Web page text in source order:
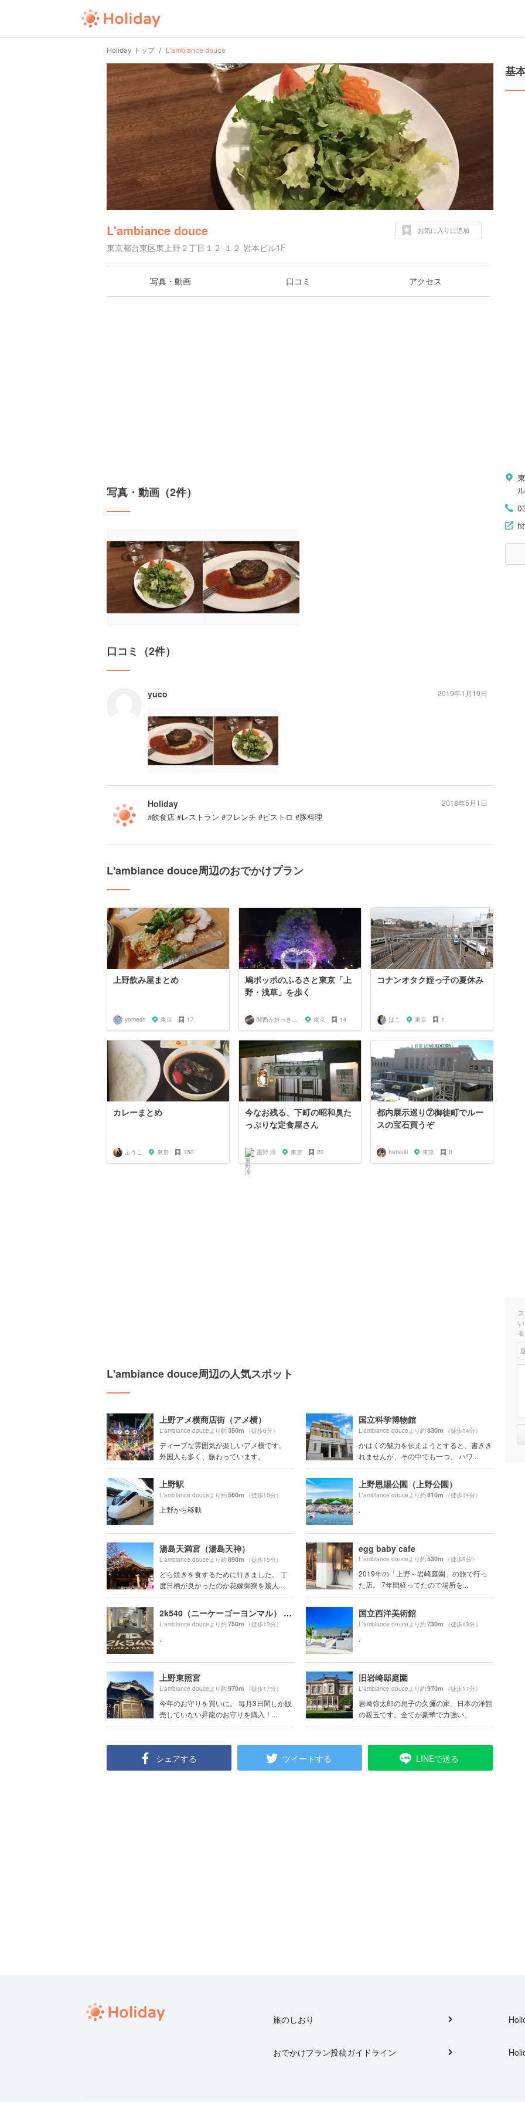
Holiday トップ L'ambiance douce
L'ambiance douce
東京都台東区東上野２丁目１２-１２ 岩本ビル1F
お気に入りに追加
写真・動画 口コミ アクセス
写真・動画（2件）
口コミ（2件）
yuco 2019年1月19日
Holiday
#飲食店 #レストラン #フレンチ #ビストロ #豚料理
2018年5月1日
L'ambiance douce周辺のおでかけプラン
上野飲み屋まとめ
yomesh 東京 17
鳩ポッポのふるさと東京「上
野・浅草」を歩く
関西が好っきゃねん 東京 14
コナンオタク姪っ子の夏休み
ぱこ 東京 1
カレーまとめ
ふうこ 東京 150
今なお残る、下町の昭和臭た
っぷりな定食屋さん
重野 淳 東京 20
都内展示巡り⑦御徒町でルー
スの宝石買うぞ
hatsuki 東京 0
L'ambiance douce周辺の人気スポット
上野アメ横商店街（アメ横）
L'ambiance douceより約350m （徒歩6分）
ディープな雰囲気が楽しいアメ横です。
外国人も多く、賑わっています。
国立科学博物館
L'ambiance douceより約830m （徒歩14分）
かはくの魅力を伝えようとすると、書きき
れませんが、その中でも一つ。 ハワ...
上野駅
L'ambiance douceより約560m （徒歩10分）
上野から移動
上野恩賜公園（上野公園）
L'ambiance douceより約810m （徒歩14分）
.
湯島天満宮（湯島天神）
L'ambiance douceより約890m （徒歩15分）
どら焼きを食するために行きました。 丁
度日柄が良かったのか花嫁御寮を幾人...
egg baby cafe
L'ambiance douceより約530m （徒歩9分）
2019年の「上野～岩崎庭園」の旅で行っ
た店。 7年間経ってたので場所を...
2k540（ニーケーゴーヨンマル） AKI-OKA ARTISAN
L'ambiance douceより約750m （徒歩13分）
.
国立西洋美術館
L'ambiance douceより約730m （徒歩13分）
.
上野東照宮
L'ambiance douceより約970m （徒歩17分）
今年のお守りを買いに。 毎月3日間しか販
売していない昇龍のお守りを購入！...
旧岩崎邸庭園
L'ambiance douceより約970m （徒歩17分）
岩崎弥太郎の息子の久彌の家。日本の洋館
の親玉です。全てが豪華で力強い。
シェアする ツイートする LINEで送る
基
旅のしおり
おでかけプラン投稿ガイドライン